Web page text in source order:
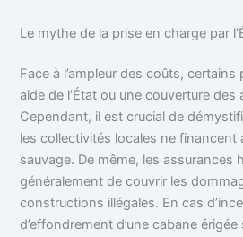
Le mythe de la prise en charge par
Face à l’ampleur des coûts,
aide de l’État ou une couverture des
Cependant, il est crucial de
les collectivités locales ne financent
sauvage. De même, les assurances
généralement de couvrir les
constructions illégales. En cas
d’effondrement d’une cabane